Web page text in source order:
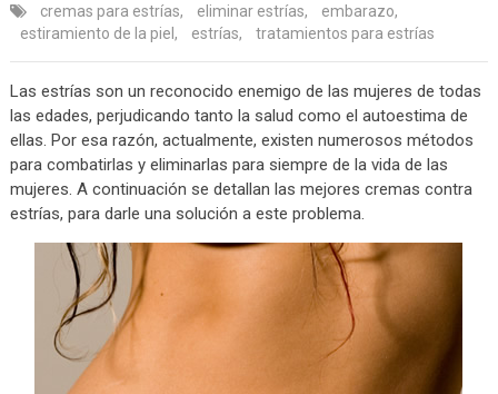
cremas para estrías, eliminar estrías, embarazo,
estiramiento de la piel , estrías, tratamientos para estrías
Las estrías son un reconocido enemigo de las mujeres de todas
las edades, perjudicando tanto la salud como el autoestima de
ellas. Por esa razón, actualmente, existen numerosos métodos
para combatirlas y eliminarlas para siempre de la vida de las
mujeres. A continuación se detallan las mejores cremas contra
estrías, para darle una solución a este problema.